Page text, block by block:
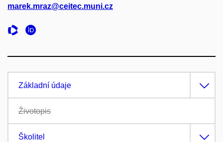
marek.mraz@ceitec.muni.cz
Základní údaje
Životopis
Školitel